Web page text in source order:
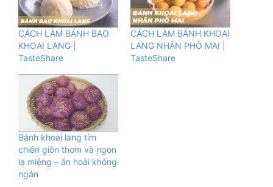
CÁCH LÀM BÁNH BAO
KHOAI LANG |
TasteShare
CÁCH LÀM BÁNH KHOAI
LANG NHÂN PHÔ MAI |
TasteShare
Bánh khoai lang tím
chiên giòn thơm và ngon
lạ miệng – ăn hoài không
ngán